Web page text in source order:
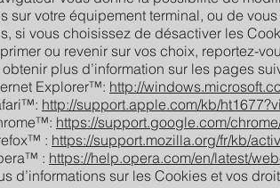
sur votre équipement terminal, ou de
si vous choisissez de désactiver les
ou revenir sur vos choix, reportez-
plus d’information sur les pages
Explorer™: http://
http://support.apple.com/kb/
https://support.google.com/
: https://support.mozilla.org/fr/kb/
: https://help.opera.com/en/latest/
d’informations sur les Cookies et vos